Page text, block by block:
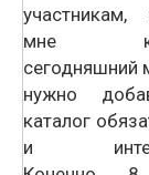
мне
сегодняшний
нужно
каталог
и